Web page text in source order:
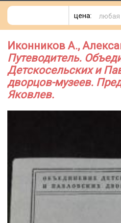
цена:
Иконников А.,
Путеводитель.
Детскосельских и
дворцов-музеев.
Яковлев.